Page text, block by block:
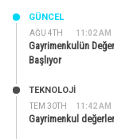
AĞU 4TH 11:02 AM
GÜNCEL
Gayrimenkulün
Başlıyor
TEM 30TH 11:42 AM
TEKNOLOJİ
Gayrimenkul